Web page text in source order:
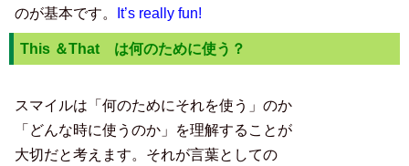
のが基本です。
It’s really fun!
This ＆That は何のために使う？
スマイルは「何のためにそれを使う」のか
「どんな時に使うのか」を理解することが
大切だと考えます。それが言葉としての